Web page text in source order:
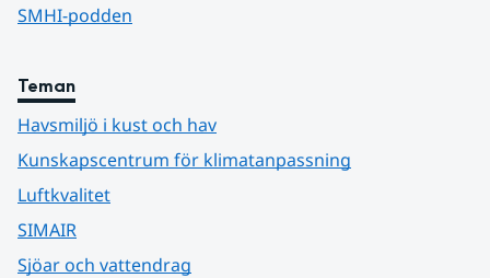
SMHI-podden
Teman
Havsmiljö i kust och hav
Kunskapscentrum för klimatanpassning
Luftkvalitet
SIMAIR
Sjöar och vattendrag